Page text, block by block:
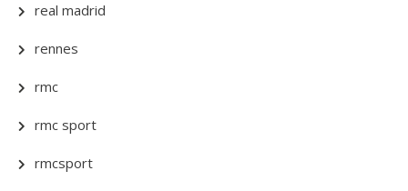
real madrid
rennes
rmc
rmc sport
rmcsport